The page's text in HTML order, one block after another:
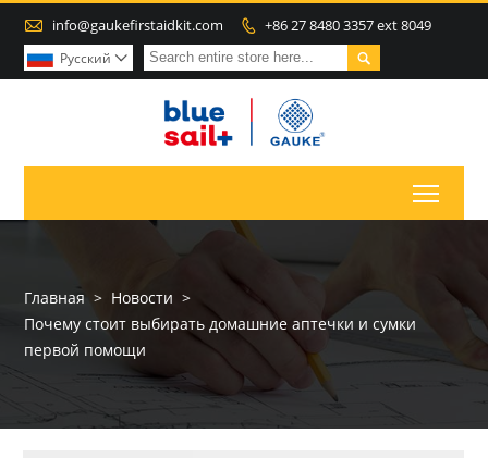
 info@gaukefirstaidkit.com  +86 27 8480 3357 ext 8049

Pусский 
Главная > Новости >
Почему стоит выбирать домашние аптечки и сумки
первой помощи